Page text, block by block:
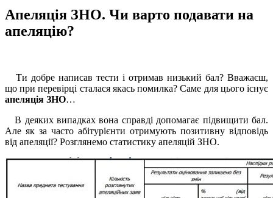
Апеляція ЗНО. Чи варто подавати на
апеляцію?
Ти добре написав тести і отримав низький бал? Вважаєш,
що при перевірці сталася якась помилка? Саме для цього існує
апеляція ЗНО…
В деяких випадках вона справді допомагає підвищити бал.
Але як за часто абітурієнти отримують позитивну відповідь
від апеляції? Розглянемо статистику апеляцій ЗНО.